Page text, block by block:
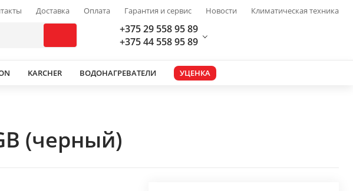
Доставка Оплата Гарантия и сервис Новости Климатическая техника
+375 29 558 95 89
+375 44 558 95 89
KARCHER ВОДОНАГРЕВАТЕЛИ УЦЕНКА
(черный)